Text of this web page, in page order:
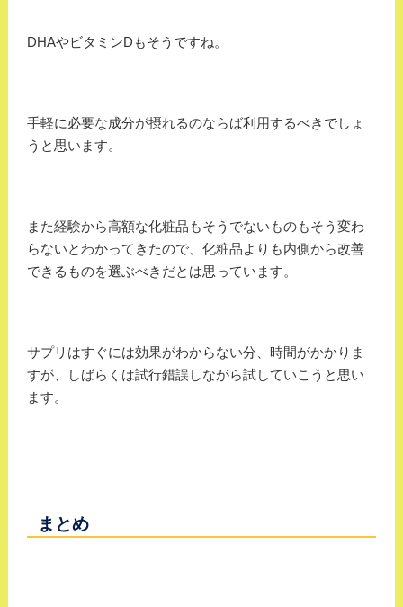
DHAやビタミンDもそうですね。
手軽に必要な成分が摂れるのならば利用するべきでしょ
うと思います。
また経験から高額な化粧品もそうでないものもそう変わ
らないとわかってきたので、化粧品よりも内側から改善
できるものを選ぶべきだとは思っています。
サプリはすぐには効果がわからない分、時間がかかりま
すが、しばらくは試行錯誤しながら試していこうと思い
ます。
まとめ